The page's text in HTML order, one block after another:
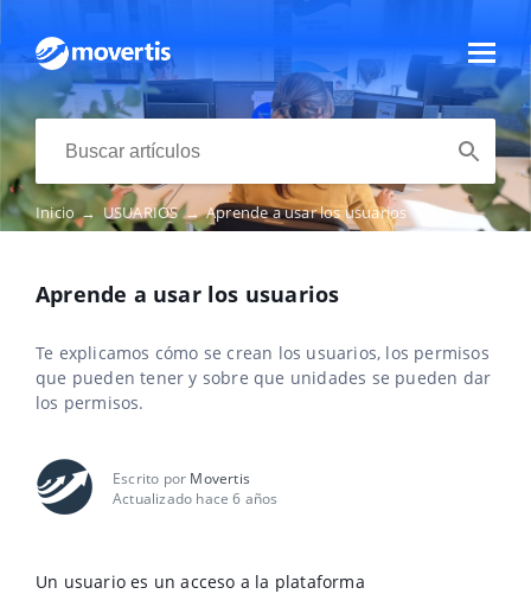
Inicio→ USUARIOS→ Aprende a usar los usuarios
Aprende a usar los usuarios
Te explicamos cómo se crean los usuarios, los permisos
que pueden tener y sobre que unidades se pueden dar
los permisos.
Escrito por Movertis
Actualizado hace 6 años
Un usuario es un acceso a la plataforma